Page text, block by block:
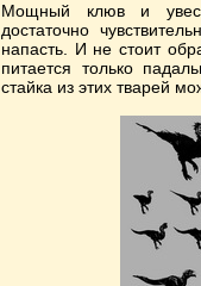
Мощный клюв и
достаточно
напасть. И не стоит
питается только
стайка из этих тварей